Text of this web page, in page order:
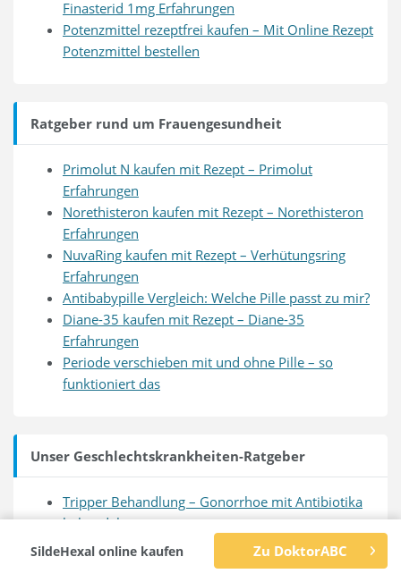
SildeHexal online kaufen Zu DoktorABC
Finasterid 1mg Erfahrungen
Potenzmittel rezeptfrei kaufen – Mit Online Rezept
Potenzmittel bestellen
Ratgeber rund um Frauengesundheit
Primolut N kaufen mit Rezept – Primolut
Erfahrungen
Norethisteron kaufen mit Rezept – Norethisteron
Erfahrungen
NuvaRing kaufen mit Rezept – Verhütungsring
Erfahrungen
Antibabypille Vergleich: Welche Pille passt zu mir?
Diane-35 kaufen mit Rezept – Diane-35
Erfahrungen
Periode verschieben mit und ohne Pille – so
funktioniert das
Unser Geschlechtskrankheiten-Ratgeber
Tripper Behandlung – Gonorrhoe mit Antibiotika
behandeln
Aldara (Imiquimod) kaufen mit Rezept –